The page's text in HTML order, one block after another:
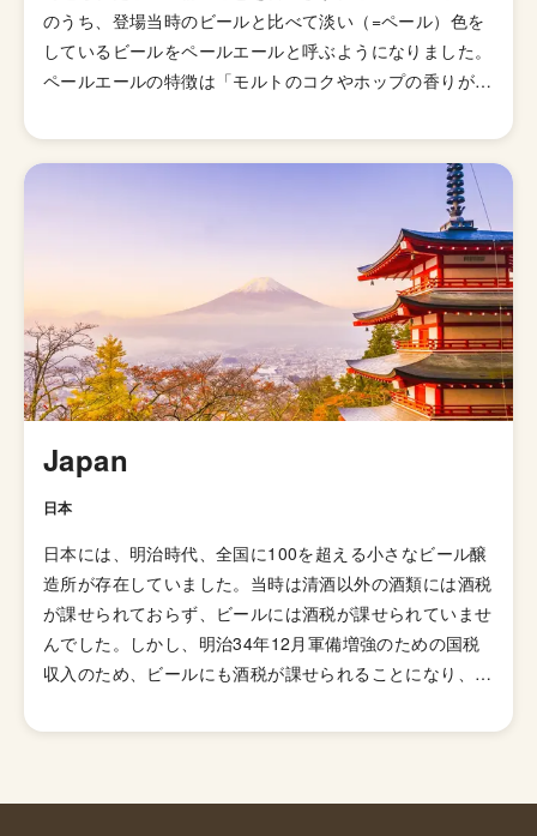
のうち、登場当時のビールと比べて淡い（=ペール）色を
しているビールをペールエールと呼ぶようになりました。
ペールエールの特徴は「モルトのコクやホップの香りが豊
が山ほどあるのでこれと言った型として説明しずらいスタ
イルになっています。 発祥はイギリスですが、柑橘様の
ホップの香りが華やかに感じられる「アメリカン・ペール
エール」が発明されてたのきっかけに世界中に広がりまし
た。あまりとりあげられないですが、「イングリッシュ・
ペールエール」と呼ばれる群も存在していて、品評会でも
別のスタイルで扱われています。起源はイングランドの田
園地帯で醸造されていたアンバー色のオクトーバービール
とされています。 日本のクラフトビールの代表格「よな
よなエール」がこのペールエールで、苦味も比較的控えめ
ビールビギナーにオススメのスタイルと言えます。
Japan
日本
日本には、明治時代、全国に100を超える小さなビール醸
造所が存在していました。当時は清酒以外の酒類には酒税
が課せられておらず、ビールには酒税が課せられていませ
んでした。しかし、明治34年12月軍備増強のための国税
収入のため、ビールにも酒税が課せられることになり、資
を消していきました。これによりビール作りは戦後しばら